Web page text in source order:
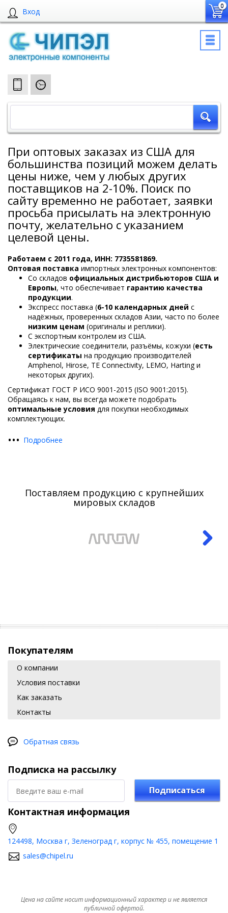
Вход
0
При оптовых заказах из США для
большинства позиций можем делать
цены ниже, чем у любых других
поставщиков на 2-10%. Поиск по
сайту временно не работает, заявки
просьба присылать на электронную
почту, желательно с указанием
целевой цены.
Работаем с 2011 года, ИНН: 7735581869.
Оптовая поставка импортных электронных компонентов:
Со складов официальных дистрибьюторов США и
Европы, что обеспечивает гарантию качества
продукции.
Экспресс поставка (6-10 календарных дней с
надёжных, проверенных складов Азии, часто по более
низким ценам (оригиналы и реплики).
С экспортным контролем из США.
Электрические соединители, разъёмы, кожухи (есть
сертификаты на продукцию производителей
Amphenol, Hirose, TE Connectivity, LEMO, Harting и
некоторых других).
Сертификат ГОСТ Р ИСО 9001-2015 (ISO 9001:2015).
Обращаясь к нам, вы всегда можете подобрать
оптимальные условия для покупки необходимых
комплектующих.
••• Подробнее
Поставляем продукцию с крупнейших
мировых складов
Покупателям
О компании
Условия поставки
Как заказать
Контакты
Обратная связь
Подписка на рассылку
Подписаться
Контактная информация
124498, Москва г, Зеленоград г, корпус № 455, помещение 1
sales@chipel.ru
Цена на сайте носит информационный характер и не является
публичной офертой.